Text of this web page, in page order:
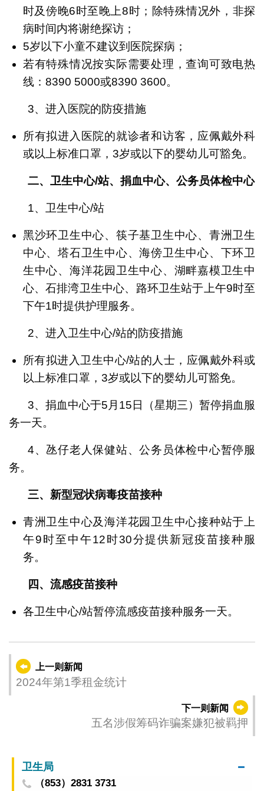
时及傍晚6时至晚上8时；除特殊情况外，非探
病时间内将谢绝探访；
5岁以下小童不建议到医院探病；
若有特殊情况按实际需要处理，查询可致电热
线：8390 5000或8390 3600。
3、进入医院的防疫措施
所有拟进入医院的就诊者和访客，应佩戴外科
或以上标准口罩，3岁或以下的婴幼儿可豁免。
二、卫生中心/站、捐血中心、公务员体检中心
1、卫生中心/站
黑沙环卫生中心、筷子基卫生中心、青洲卫生
中心、塔石卫生中心、海傍卫生中心、下环卫
生中心、海洋花园卫生中心、湖畔嘉模卫生中
心、石排湾卫生中心、路环卫生站于上午9时至
下午1时提供护理服务。
2、进入卫生中心/站的防疫措施
所有拟进入卫生中心/站的人士，应佩戴外科或
以上标准口罩，3岁或以下的婴幼儿可豁免。
3、捐血中心于5月15日（星期三）暂停捐血服
务一天。
4、氹仔老人保健站、公务员体检中心暂停服
务。
三、新型冠状病毒疫苗接种
青洲卫生中心及海洋花园卫生中心接种站于上
午9时至中午12时30分提供新冠疫苗接种服
务。
四、流感疫苗接种
各卫生中心/站暂停流感疫苗接种服务一天。
上一则新闻
2024年第1季租金统计
下一则新闻
五名涉假筹码诈骗案嫌犯被羁押
卫生局
（853）2831 3731